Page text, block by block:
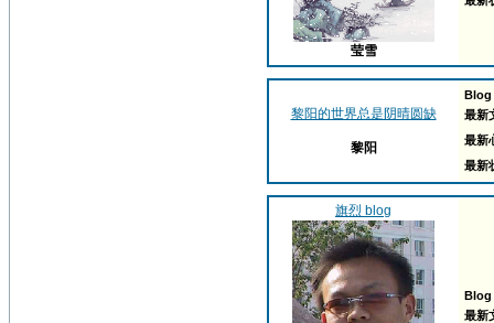
莹雪
黎阳的世界总是阴晴圆缺
黎阳
Blog
最新
最新
最新
旗烈 blog
Blog
最新